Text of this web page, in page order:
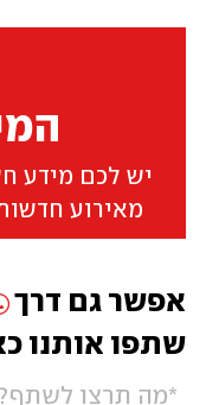
יש לכם מידע
מאירוע
שתפו אותנו
אפשר גם דרך